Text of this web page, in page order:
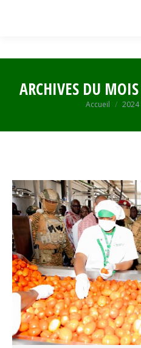
ARCHIVES DU
Vous êtes ici :
Accueil 2024